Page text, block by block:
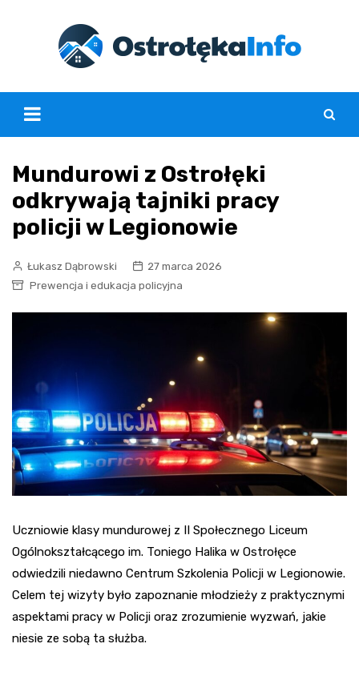
Mundurowi z Ostrołęki
odkrywają tajniki pracy
policji w Legionowie
Łukasz Dąbrowski
27 marca 2026
Prewencja i edukacja policyjna
Uczniowie klasy mundurowej z II Społecznego Liceum
Ogólnokształcącego im. Toniego Halika w Ostrołęce
odwiedzili niedawno Centrum Szkolenia Policji w Legionowie.
Celem tej wizyty było zapoznanie młodzieży z praktycznymi
aspektami pracy w Policji oraz zrozumienie wyzwań, jakie
niesie ze sobą ta służba.